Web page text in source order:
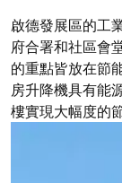
啟德發展區的工
府合署和社區會
的重點皆放在節
房升降機具有能
樓實現大幅度的